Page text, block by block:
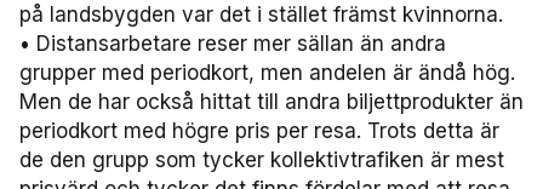
på landsbygden var det i stället främst kvinnorna.
• Distansarbetare reser mer sällan än andra
grupper med periodkort, men andelen är ändå hög.
Men de har också hittat till andra biljettprodukter än
periodkort med högre pris per resa. Trots detta är
de den grupp som tycker kollektivtrafiken är mest